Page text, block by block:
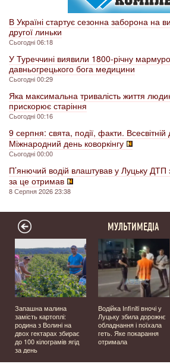
В Україні стартує сезонна заборона на
другої линьки
Сьогодні 06:18
У Туреччині виявили 1800-річну
давньогрецького бога медицини
Сьогодні 00:29
Яка максимальна тривалість життя
прискорює старіння
Сьогодні 00:16
9 серпня: свята, події, факти.
Міжнародний день коворкінгу
Сьогодні 00:00
П’янючий водій влаштував у Луцьку
за це отримав
8 Серпня 2026 23:38
МУЛЬТИМЕДІА
Запашна малина
замість картоплі:
родина з Волині на
двох гектарах збирає
до 100 кілограмів ягід
за день
Водійка Infiniti вночі у
Луцьку збила дорожнє
обладнання і поїхала
геть. Яке покарання
отримала